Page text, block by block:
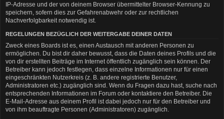
IP-Adresse und der von deinem Browser übermittelter Browser-Kennung zu
speichern, sofern dies zur Gefahrenabwehr oder zur rechtlichen
Nachverfolgbarkeit notwendig ist.
REGELUNGEN BEZÜGLICH DER WEITERGABE DEINER DATEN
Zweck eines Boards ist es, einen Austausch mit anderen Personen zu
ermöglichen. Du bist dir daher bewusst, dass die Daten deines Profils und die
von dir erstellten Beiträge im Internet öffentlich zugänglich sein können. Der
Betreiber kann jedoch festlegen, dass einzelne Informationen nur für einen
eingeschränkten Nutzerkreis (z. B. andere registrierte Benutzer,
Administratoren etc.) zugänglich sind. Wenn du Fragen dazu hast, suche nach
entsprechenden Informationen im Forum oder kontaktiere den Betreiber. Die
E-Mail-Adresse aus deinem Profil ist dabei jedoch nur für den Betreiber und
von ihm beauftragte Personen (Administratoren) zugänglich.